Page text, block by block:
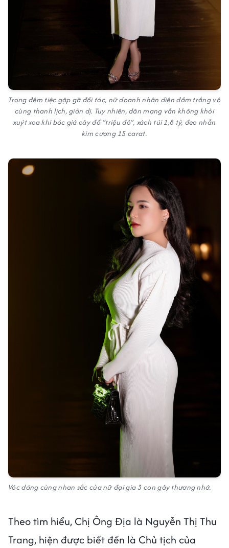
Trong đêm tiệc gặp gỡ đối tác, nữ doanh nhân diện đầm trắng vô
cùng thanh lịch, giản dị. Tuy nhiên, dân mạng vẫn không khỏi
xuýt xoa khi bóc giá cây đồ “triệu đô”, xách túi 1,8 tỷ, đeo nhẫn
kim cương 15 carat.
Vóc dáng cùng nhan sắc của nữ đại gia 3 con gây thương nhớ.
Theo tìm hiểu, Chị Ông Địa là Nguyễn Thị Thu
Trang, hiện được biết đến là Chủ tịch của